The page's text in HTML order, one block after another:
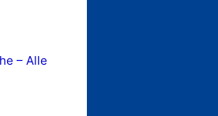
– Alle